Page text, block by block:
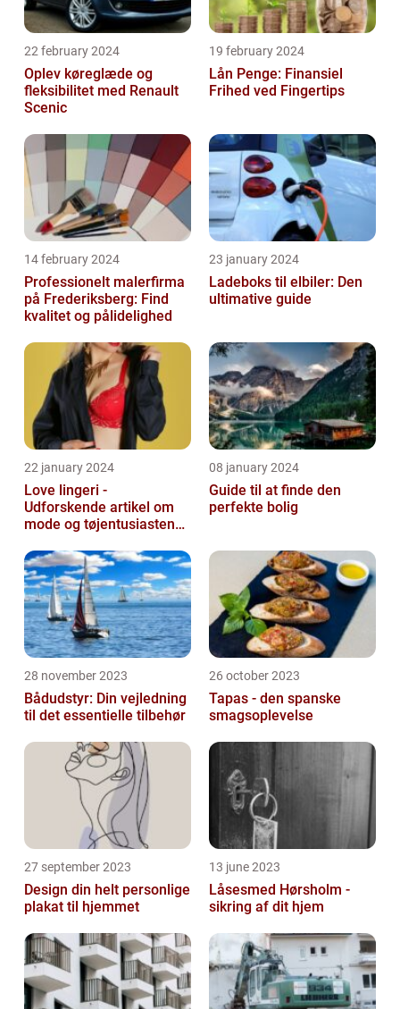
22 february 2024
Oplev køreglæde og
fleksibilitet med Renault
Scenic
19 february 2024
Lån Penge: Finansiel
Frihed ved Fingertips
14 february 2024
Professionelt malerfirma
på Frederiksberg: Find
kvalitet og pålidelighed
23 january 2024
Ladeboks til elbiler: Den
ultimative guide
22 january 2024
Love lingeri -
Udforskende artikel om
mode og tøjentusiastens
08 january 2024
Guide til at finde den
perfekte bolig
28 november 2023
Bådudstyr: Din vejledning
til det essentielle tilbehør
26 october 2023
Tapas - den spanske
smagsoplevelse
27 september 2023
Design din helt personlige
plakat til hjemmet
13 june 2023
Låsesmed Hørsholm -
sikring af dit hjem